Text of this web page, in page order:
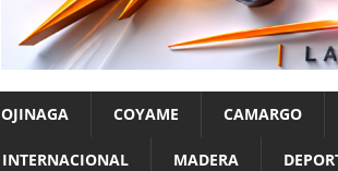
OJINAGA COYAME CAMARGO
INTERNACIONAL MADERA